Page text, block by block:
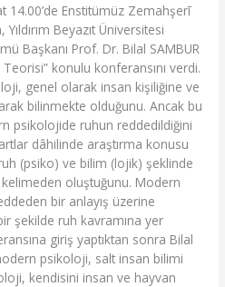
14.00’de Enstitümüz Zemahşerī
Beyazıt Üniversitesi
Başkanı Prof. Dr. Bilal SAMBUR
konulu konferansını verdi.
genel olarak insan kişiliğine ve
bilinmekte olduğunu. Ancak bu
psikolojide ruhun reddedildiğini
dâhilinde araştırma konusu
(psiko) ve bilim (lojik) şeklinde
oluştuğunu. Modern
bir anlayış üzerine
şekilde ruh kavramına yer
giriş yaptıktan sonra Bilal
psikoloji, salt insan bilimi
kendisini insan ve hayvan